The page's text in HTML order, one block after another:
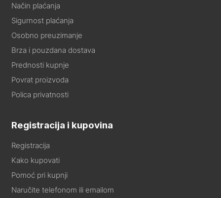
Način plaćanja
Sigurnost plaćanja
Osobno preuzimanje
Brza i pouzdana dostava
Prednosti kupnje
Povrat proizvoda
Polica privatnosti
Registracija i kupovina
Registracija
Kako kupovati
Pomoć pri kupnji
Naručite telefonom ili emailom